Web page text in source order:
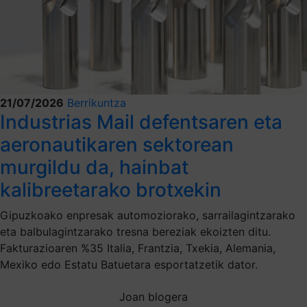
21/07/2026 Berrikuntza
Industrias Mail defentsaren eta
aeronautikaren sektorean
murgildu da, hainbat
kalibreetarako brotxekin
Gipuzkoako enpresak automoziorako, sarrailagintzarako
eta balbulagintzarako tresna bereziak ekoizten ditu.
Fakturazioaren %35 Italia, Frantzia, Txekia, Alemania,
Mexiko edo Estatu Batuetara esportatzetik dator.
Joan blogera